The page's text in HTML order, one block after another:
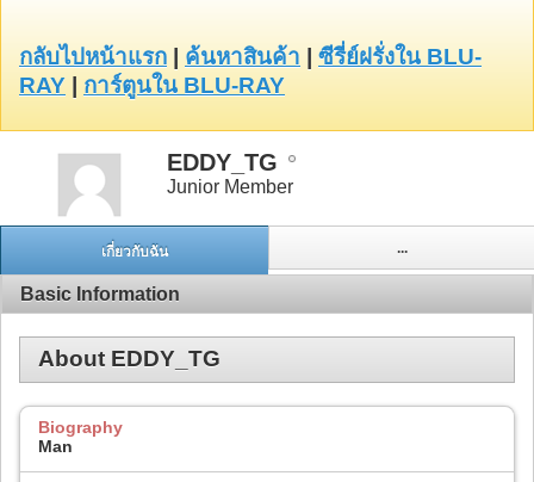
กลับไปหน้าแรก ค้นหาสินค้า
ซีรี่ย์ฝรั่งใน BLU-
RAY
การ์ตูนใน BLU-RAY
EDDY_TG
Junior Member
เกี่ยวกับฉัน ...
Basic Information
About EDDY_TG
Biography
Man